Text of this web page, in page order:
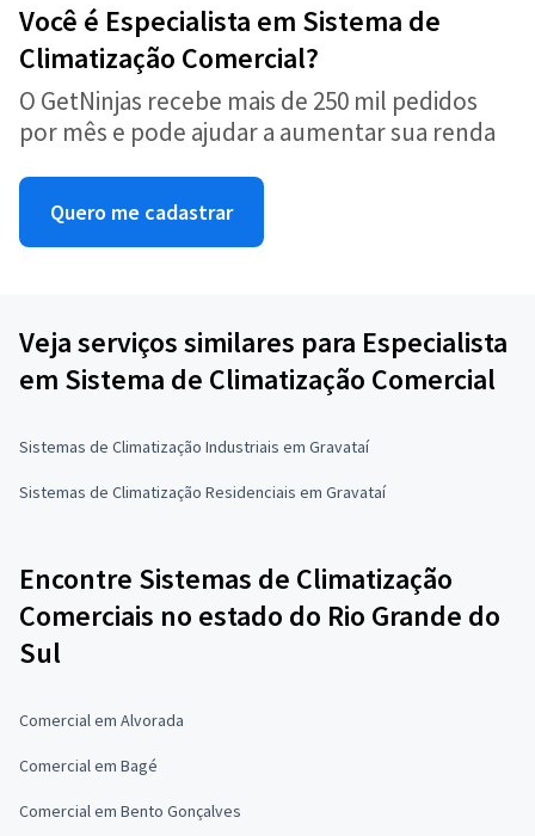
Você é Especialista em Sistema de
Climatização Comercial?
O GetNinjas recebe mais de 250 mil pedidos
por mês e pode ajudar a aumentar sua renda
Quero me cadastrar
Veja serviços similares para Especialista
em Sistema de Climatização Comercial
Sistemas de Climatização Industriais em Gravataí
Sistemas de Climatização Residenciais em Gravataí
Encontre Sistemas de Climatização
Comerciais no estado do Rio Grande do
Sul
Comercial em Alvorada
Comercial em Bagé
Comercial em Bento Gonçalves